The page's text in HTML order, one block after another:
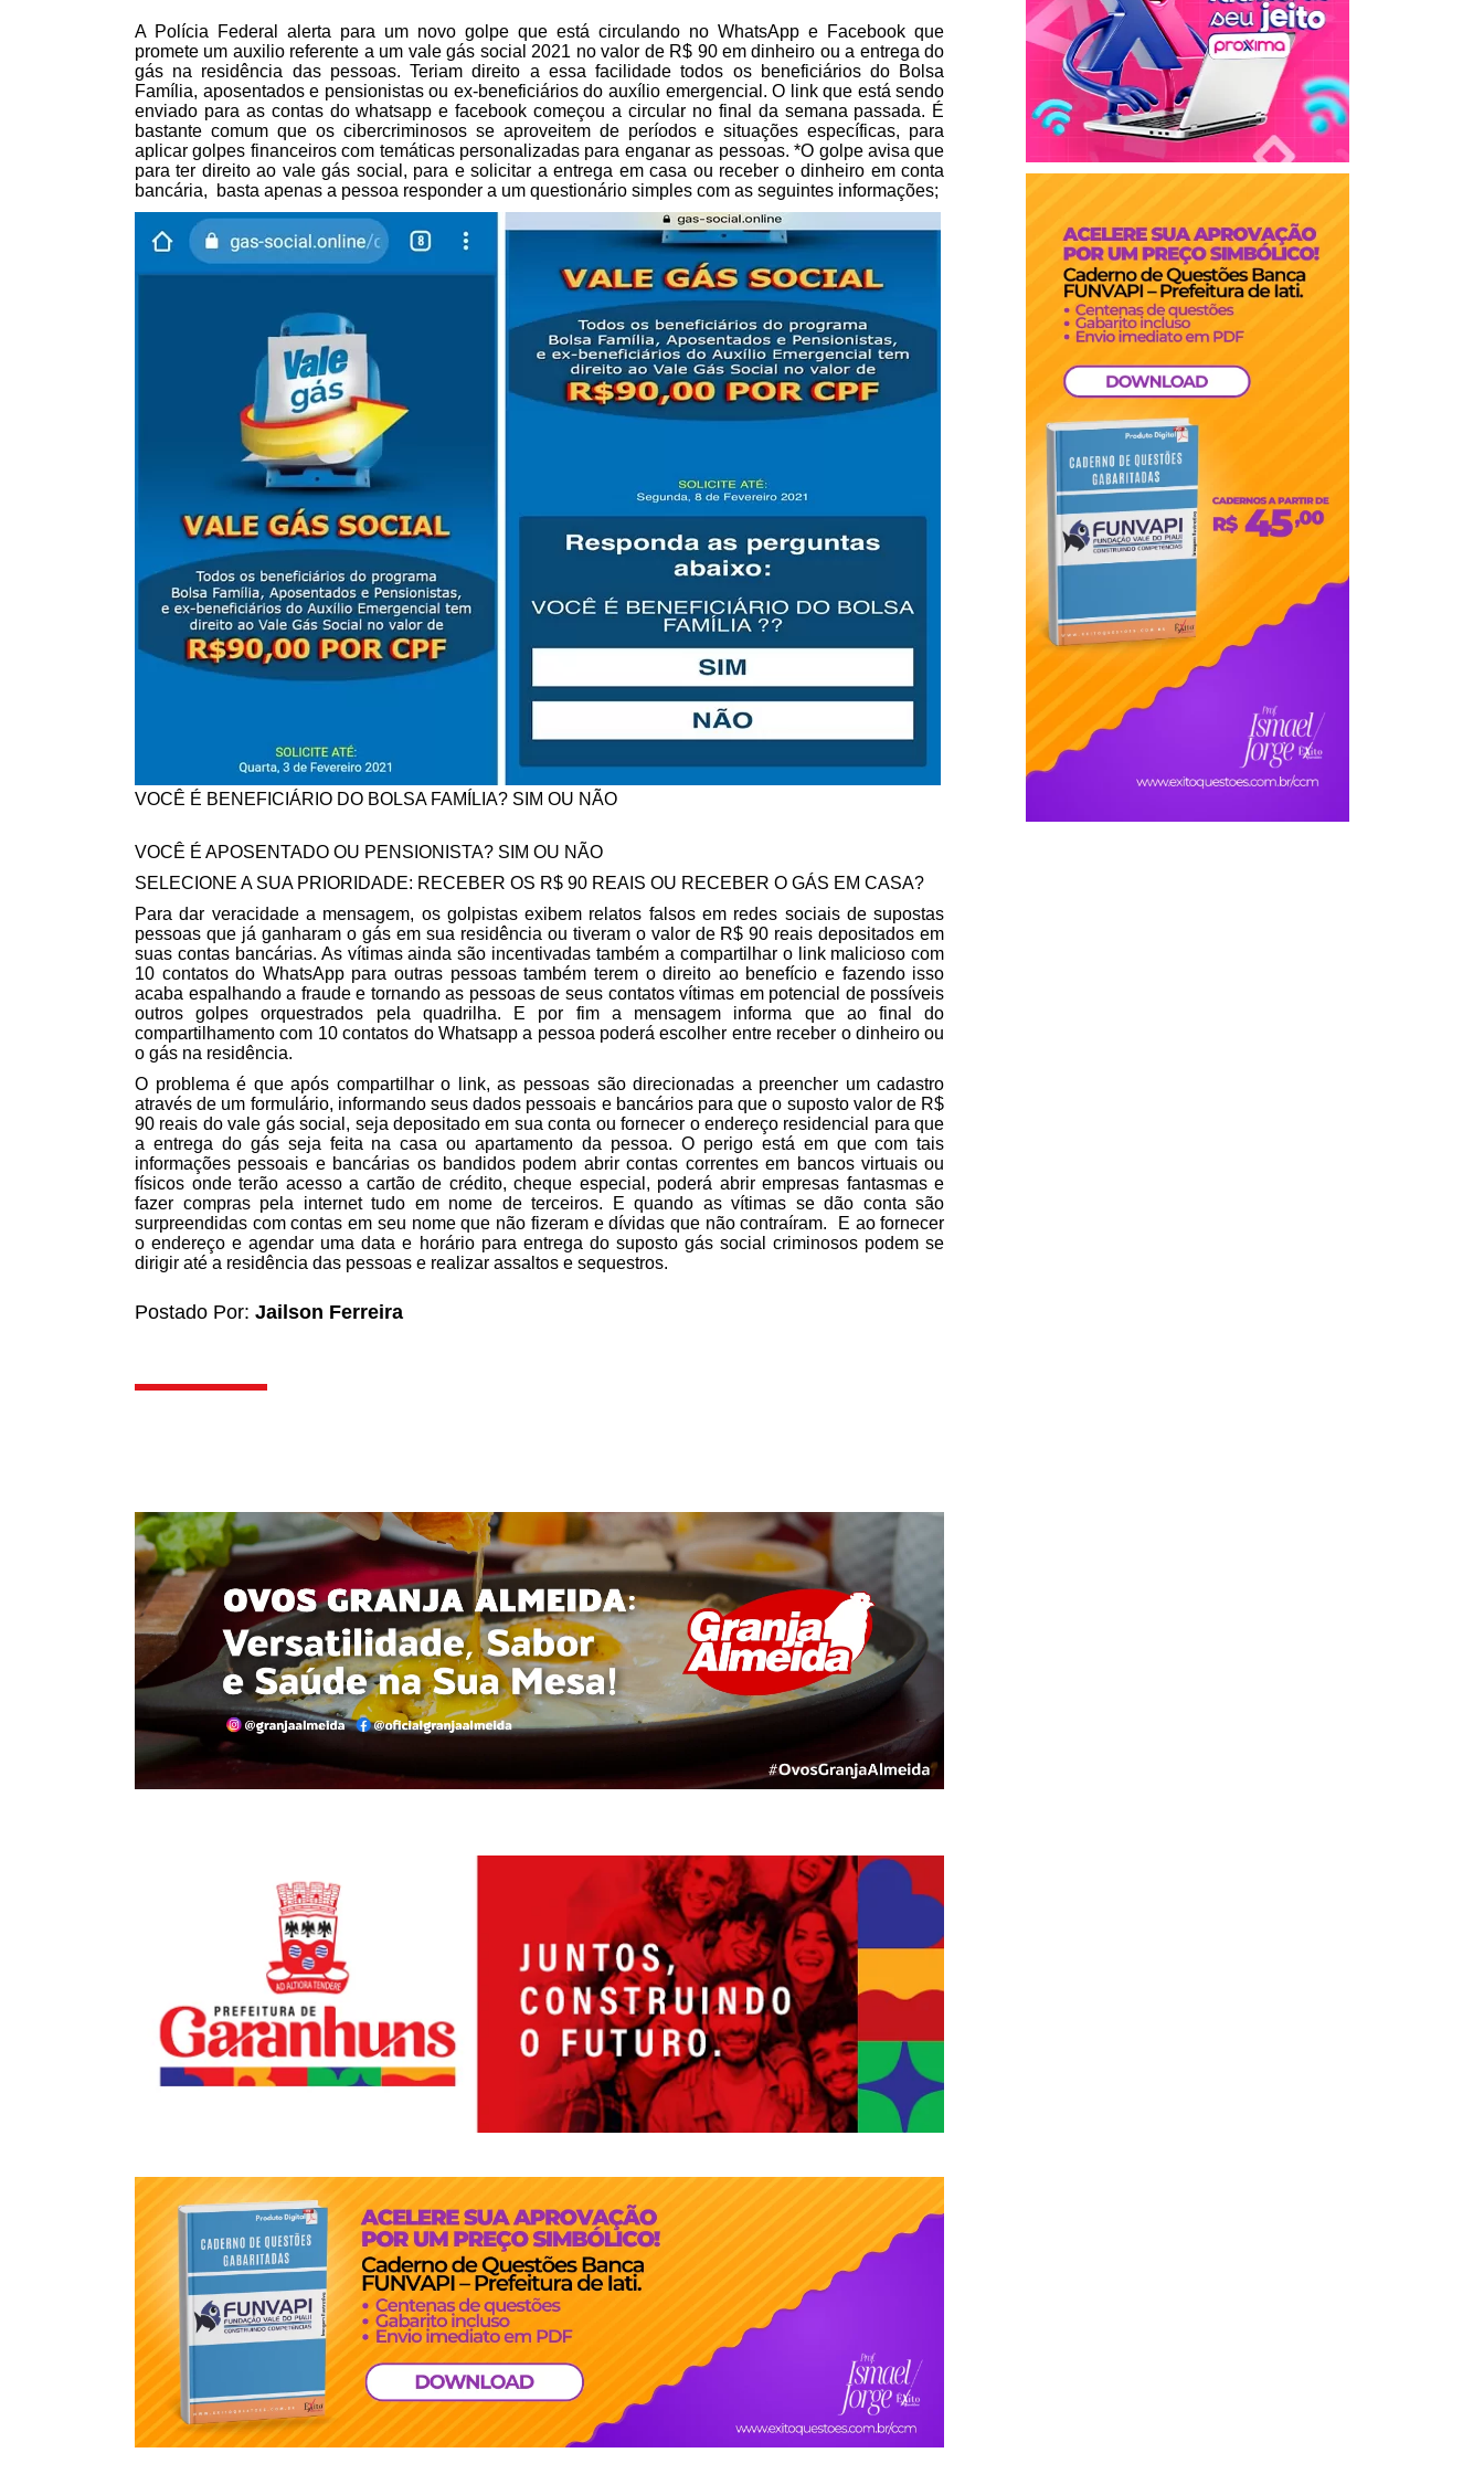
A Polícia Federal alerta para um novo golpe que está circulando no WhatsApp e Facebook que
promete um auxilio referente a um vale gás social 2021 no valor de R$ 90 em dinheiro ou a entrega do
gás na residência das pessoas. Teriam direito a essa facilidade todos os beneficiários do Bolsa
Família, aposentados e pensionistas ou ex-beneficiários do auxílio emergencial. O link que está sendo
enviado para as contas do whatsapp e facebook começou a circular no final da semana passada. É
bastante comum que os cibercriminosos se aproveitem de períodos e situações específicas, para
aplicar golpes financeiros com temáticas personalizadas para enganar as pessoas. *O golpe avisa que
para ter direito ao vale gás social, para e solicitar a entrega em casa ou receber o dinheiro em conta
bancária, basta apenas a pessoa responder a um questionário simples com as seguintes informações;
VOCÊ É BENEFICIÁRIO DO BOLSA FAMÍLIA? SIM OU NÃO
VOCÊ É APOSENTADO OU PENSIONISTA? SIM OU NÃO
SELECIONE A SUA PRIORIDADE: RECEBER OS R$ 90 REAIS OU RECEBER O GÁS EM CASA?
Para dar veracidade a mensagem, os golpistas exibem relatos falsos em redes sociais de supostas
pessoas que já ganharam o gás em sua residência ou tiveram o valor de R$ 90 reais depositados em
suas contas bancárias. As vítimas ainda são incentivadas também a compartilhar o link malicioso com
10 contatos do WhatsApp para outras pessoas também terem o direito ao benefício e fazendo isso
acaba espalhando a fraude e tornando as pessoas de seus contatos vítimas em potencial de possíveis
outros golpes orquestrados pela quadrilha. E por fim a mensagem informa que ao final do
compartilhamento com 10 contatos do Whatsapp a pessoa poderá escolher entre receber o dinheiro ou
o gás na residência.
O problema é que após compartilhar o link, as pessoas são direcionadas a preencher um cadastro
através de um formulário, informando seus dados pessoais e bancários para que o suposto valor de R$
90 reais do vale gás social, seja depositado em sua conta ou fornecer o endereço residencial para que
a entrega do gás seja feita na casa ou apartamento da pessoa. O perigo está em que com tais
informações pessoais e bancárias os bandidos podem abrir contas correntes em bancos virtuais ou
físicos onde terão acesso a cartão de crédito, cheque especial, poderá abrir empresas fantasmas e
fazer compras pela internet tudo em nome de terceiros. E quando as vítimas se dão conta são
surpreendidas com contas em seu nome que não fizeram e dívidas que não contraíram. E ao fornecer
o endereço e agendar uma data e horário para entrega do suposto gás social criminosos podem se
dirigir até a residência das pessoas e realizar assaltos e sequestros.
Postado Por: Jailson Ferreira